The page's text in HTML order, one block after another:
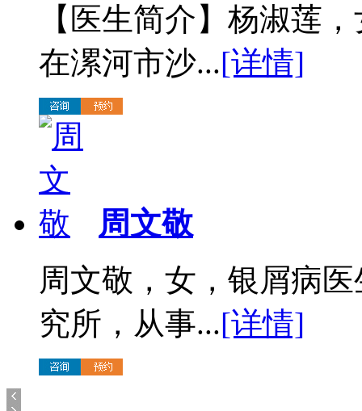
【医生简介】杨淑莲
在漯河市沙...[详情]
周文敬
周文敬，女，银屑病
究所，从事...[详情]